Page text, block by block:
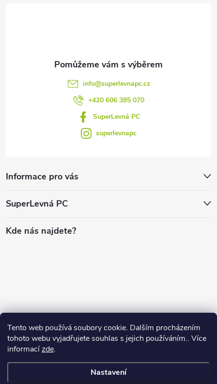
Tento web používá soubory cookie. Dalším procházením
tohoto webu vyjadřujete souhlas s jejich používáním.. Více
informacízde.
Nastavení
info@superlevnapc.cz
+420 606 385 070
SuperLevná PC
superlevnapc
Informace pro vás
SuperLevná PC
Kde nás najdete?